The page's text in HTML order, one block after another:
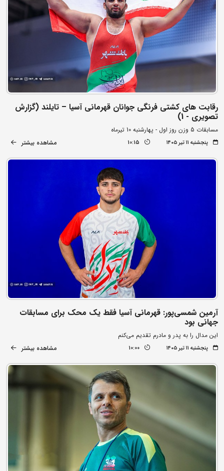
رقابت های کشتی فرنگی جوانان قهرمانی آسیا – تایلند (گزارش
تصویری - 1)
مسابقات 5 وزن روز اول - پهارشنبه 10 تیرماه
پنجشنبه ۱۱ تیر ۱۴۰۵ 10:15 مشاهده بیشتر
آرمین شمسی‌پور: قهرمانی آسیا فقط یک محک برای مسابقات
جهانی بود
این مدال را به پدر و مادرم تقدیم می‌کنم
پنجشنبه ۱۱ تیر ۱۴۰۵ 10:00 مشاهده بیشتر